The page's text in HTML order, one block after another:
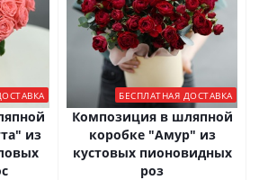
из
БЕСПЛАТНАЯ ДОСТАВКА
Композиция в шляпной
коробке "Амур" из
кустовых пионовидных
роз